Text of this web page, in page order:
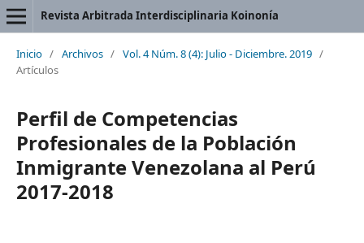
Revista Arbitrada Interdisciplinaria Koinonía
Inicio / Archivos / Vol. 4 Núm. 8 (4): Julio - Diciembre. 2019 /
Artículos
Perfil de Competencias
Profesionales de la Población
Inmigrante Venezolana al Perú
2017-2018